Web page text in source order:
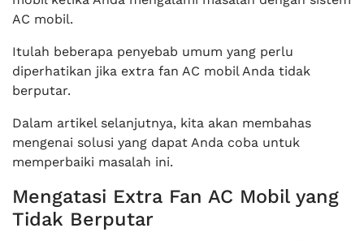
AC mobil.
Itulah beberapa penyebab umum yang perlu
diperhatikan jika extra fan AC mobil Anda tidak
berputar.
Dalam artikel selanjutnya, kita akan membahas
mengenai solusi yang dapat Anda coba untuk
memperbaiki masalah ini.
Mengatasi Extra Fan AC Mobil yang
Tidak Berputar